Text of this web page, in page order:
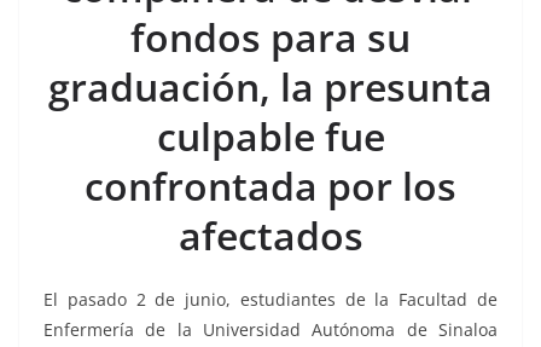
b
o
A
p
p
n
g
er
a
m
ar
tir
fondos para su
graduación, la presunta
culpable fue
confrontada por los
afectados
El pasado 2 de junio, estudiantes de la Facultad de
Enfermería de la Universidad Autónoma de Sinaloa